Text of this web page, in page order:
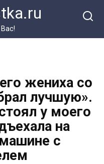
жениха со
лучшую».
у моего
на
с